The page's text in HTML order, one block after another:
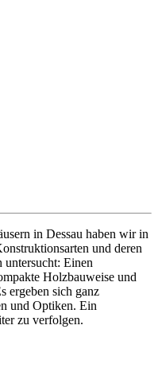
in Dessau haben wir in
und deren
Einen
Holzbauweise und
ergeben sich ganz
und Optiken. Ein
zu verfolgen.